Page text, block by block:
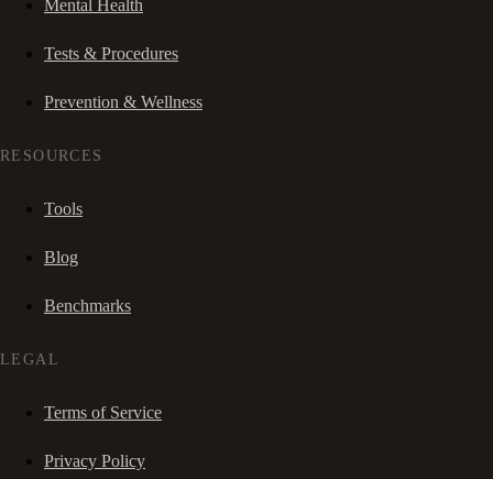
Mental Health
Tests & Procedures
Prevention & Wellness
RESOURCES
Tools
Blog
Benchmarks
LEGAL
Terms of Service
Privacy Policy